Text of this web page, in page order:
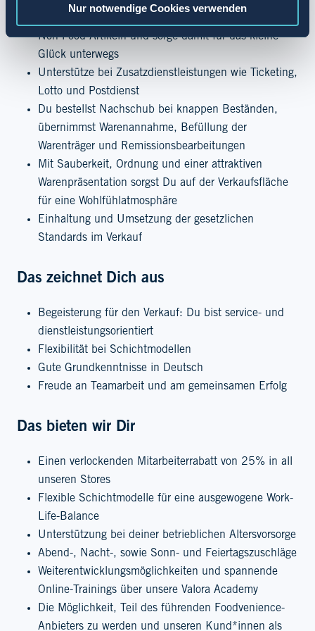
Nur notwendige Cookies verwenden
Non Food Artikeln und sorge damit für das kleine
Glück unterwegs
Unterstütze bei Zusatzdienstleistungen wie Ticketing,
Lotto und Postdienst
Du bestellst Nachschub bei knappen Beständen,
übernimmst Warenannahme, Befüllung der
Warenträger und Remissionsbearbeitungen
Mit Sauberkeit, Ordnung und einer attraktiven
Warenpräsentation sorgst Du auf der Verkaufsfläche
für eine Wohlfühlatmosphäre
Einhaltung und Umsetzung der gesetzlichen
Standards im Verkauf
Das zeichnet Dich aus
Begeisterung für den Verkauf: Du bist service- und
dienstleistungsorientiert
Flexibilität bei Schichtmodellen
Gute Grundkenntnisse in Deutsch
Freude an Teamarbeit und am gemeinsamen Erfolg
Das bieten wir Dir
Einen verlockenden Mitarbeiterrabatt von 25% in all
unseren Stores
Flexible Schichtmodelle für eine ausgewogene Work-
Life-Balance
Unterstützung bei deiner betrieblichen Altersvorsorge
Abend-, Nacht-, sowie Sonn- und Feiertagszuschläge
Weiterentwicklungsmöglichkeiten und spannende
Online-Trainings über unsere Valora Academy
Die Möglichkeit, Teil des führenden Foodvenience-
Anbieters zu werden und unseren Kund*innen als